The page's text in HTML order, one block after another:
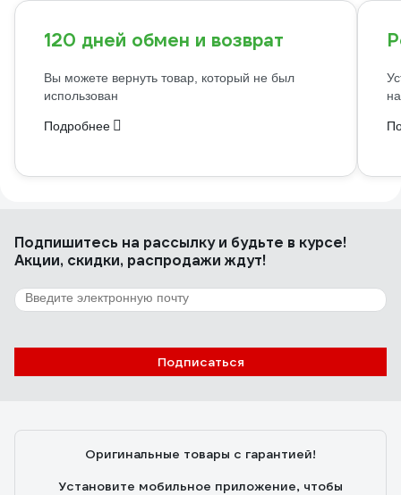
120 дней обмен и возврат
Вы можете вернуть товар, который не был
использован
Подробнее
Подпишитесь на рассылкуи будьте в курсе!
Акции, скидки, распродажи ждут!
Подписаться
Оригинальные товары с гарантией!
Установите мобильное приложение, чтобы